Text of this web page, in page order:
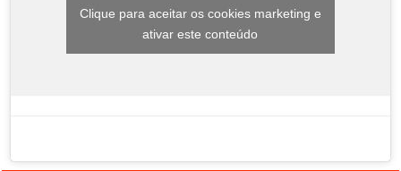
Clique para aceitar os cookies marketing e
ativar este conteúdo